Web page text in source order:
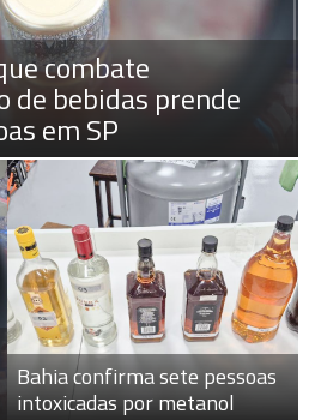
combate
de bebidas prende
em SP
Bahia confirma sete pessoas
intoxicadas por metanol